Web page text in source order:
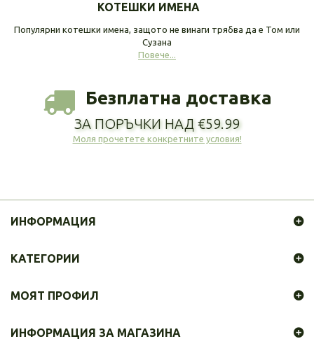
КОТЕШКИ ИМЕНА
Популярни котешки имена, защото не винаги трябва да е Том или
Сузана
Повече...
Безплатна доставка
ЗА ПОРЪЧКИ НАД €59.99
Моля прочетете конкретните условия!
ИНФОРМАЦИЯ
КАТЕГОРИИ
МОЯТ ПРОФИЛ
ИНФОРМАЦИЯ ЗА МАГАЗИНА